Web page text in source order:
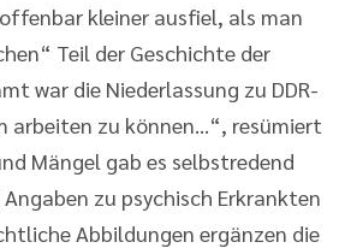
kleiner ausfiel, als man
Teil der Geschichte der
war die Niederlassung zu DDR-
zu können...“, resümiert
Mängel gab es selbstredend
zu psychisch Erkrankten
Abbildungen ergänzen die